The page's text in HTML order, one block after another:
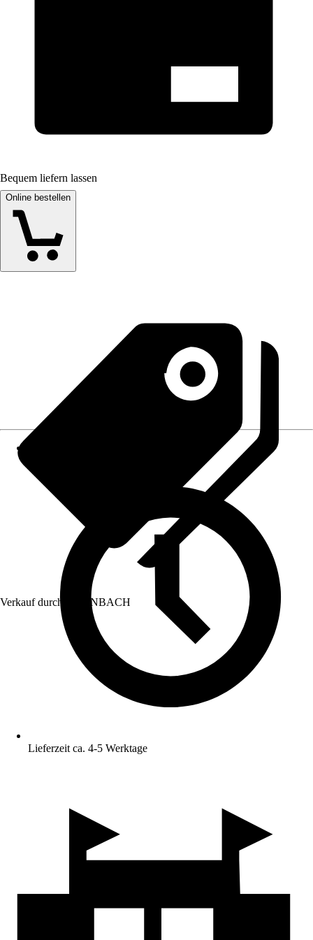
Bequem liefern lassen
Online bestellen
Verkauf durch: HORNBACH
Lieferzeit ca. 4-5 Werktage